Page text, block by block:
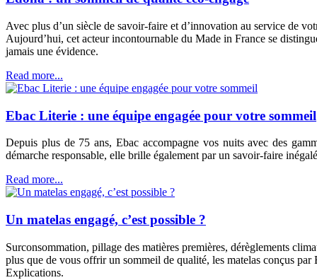
Avec plus d’un siècle de savoir-faire et d’innovation au service de
Aujourd’hui, cet acteur incontournable du Made in France se
jamais une évidence.
Read more...
Ebac Literie : une équipe engagée pour votre sommeil
Depuis plus de 75 ans, Ebac accompagne vos nuits avec des
démarche responsable, elle brille également par un savoir-faire
Read more...
Un matelas engagé, c’est possible ?
Surconsommation, pillage des matières premières, dérèglements
plus que de vous offrir un sommeil de qualité, les matelas conçus
Explications.